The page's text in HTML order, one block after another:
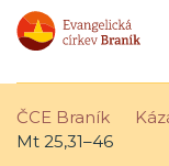
ČCE Braník
Mt 25,31–46